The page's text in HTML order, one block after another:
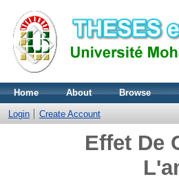
Home About Browse
Login Create Account
Effet De